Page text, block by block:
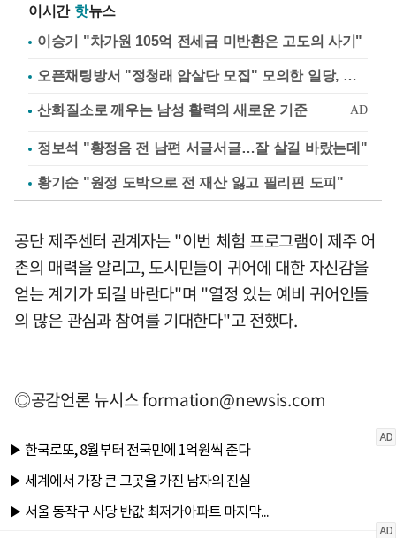
이시간 핫뉴스
이승기 "차가원 105억 전세금 미반환은 고도의 사기"
오픈채팅방서 "정청래 암살단 모집" 모의한 일당, 불구속 송치
정보석 "황정음 전 남편 서글서글…잘 살길 바랐는데"
황기순 "원정 도박으로 전 재산 잃고 필리핀 도피"
공단 제주센터 관계자는 "이번 체험 프로그램이 제주 어
촌의 매력을 알리고, 도시민들이 귀어에 대한 자신감을
얻는 계기가 되길 바란다"며 "열정 있는 예비 귀어인들
의 많은 관심과 참여를 기대한다"고 전했다.
◎공감언론 뉴시스formation@newsis.com